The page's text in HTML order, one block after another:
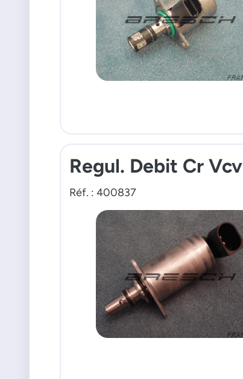
Regul. Debit Cr Vcv
Réf. : 400837